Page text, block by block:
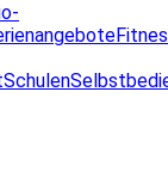
Schulen